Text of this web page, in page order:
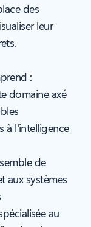
des
leur
:
domaine axé
à l'intelligence
de
aux systèmes
au